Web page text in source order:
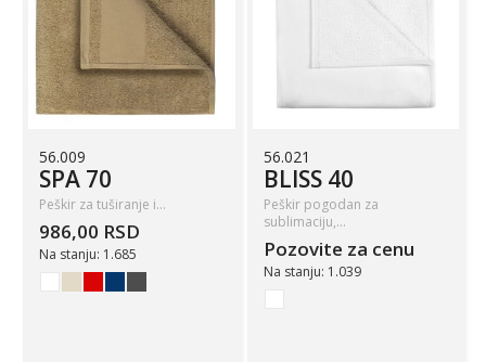
56.009
SPA 70
Peškir za tuširanje i…
986,00 RSD
Na stanju: 1.685
56.021
BLISS 40
Peškir pogodan za
sublimaciju,…
Pozovite za cenu
Na stanju: 1.039